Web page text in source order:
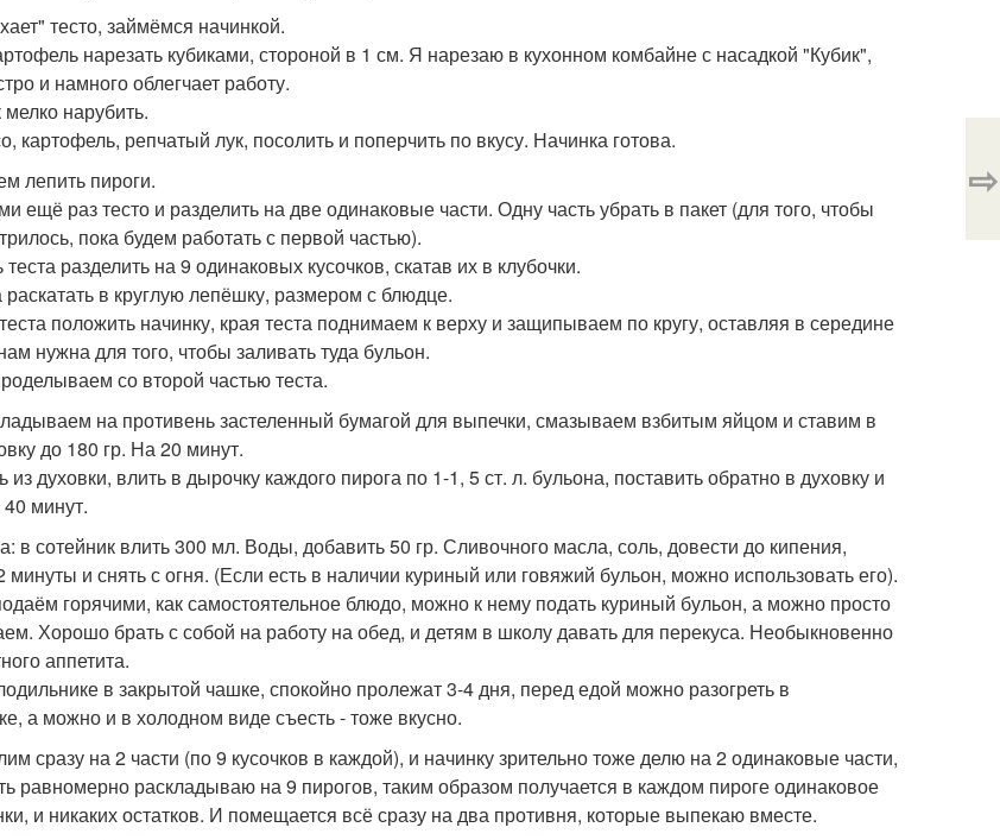
тесто, займёмся начинкой.
нарезать кубиками, стороной в 1 см. Я нарезаю в кухонном комбайне с насадкой "Кубик",
и намного облегчает работу.
нарубить.
картофель, репчатый лук, посолить и поперчить по вкусу. Начинка готова.
лепить пироги.
ещё раз тесто и разделить на две одинаковые части. Одну часть убрать в пакет (для того, чтобы
пока будем работать с первой частью).
разделить на 9 одинаковых кусочков, скатав их в клубочки.
раскатать в круглую лепёшку, размером с блюдце.
положить начинку, края теста поднимаем к верху и защипываем по кругу, оставляя в середине
нужна для того, чтобы заливать туда бульон.
со второй частью теста.
на противень застеленный бумагой для выпечки, смазываем взбитым яйцом и ставим в
до 180 гр. На 20 минут.
из духовки, влить в дырочку каждого пирога по 1-1, 5 ст. л. бульона, поставить обратно в духовку и
минут.
в сотейник влить 300 мл. Воды, добавить 50 гр. Сливочного масла, соль, довести до кипения,
минуты и снять с огня. (Если есть в наличии куриный или говяжий бульон, можно использовать его).
горячими, как самостоятельное блюдо, можно к нему подать куриный бульон, а можно просто
Хорошо брать с собой на работу на обед, и детям в школу давать для перекуса. Необыкновенно
аппетита.
в закрытой чашке, спокойно пролежат 3-4 дня, перед едой можно разогреть в
а можно и в холодном виде съесть - тоже вкусно.
сразу на 2 части (по 9 кусочков в каждой), и начинку зрительно тоже делю на 2 одинаковые части,
равномерно раскладываю на 9 пирогов, таким образом получается в каждом пироге одинаковое
и никаких остатков. И помещается всё сразу на два противня, которые выпекаю вместе.
⇨